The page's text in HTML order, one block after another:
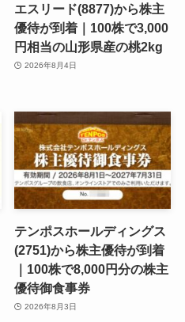
エスリード(8877)から株主
優待が到着｜100株で3,000
円相当の山形県産の桃2kg
2026年8月4日
テンポスホールディングス
(2751)から株主優待が到着
｜100株で8,000円分の株主
優待御食事券
2026年8月3日